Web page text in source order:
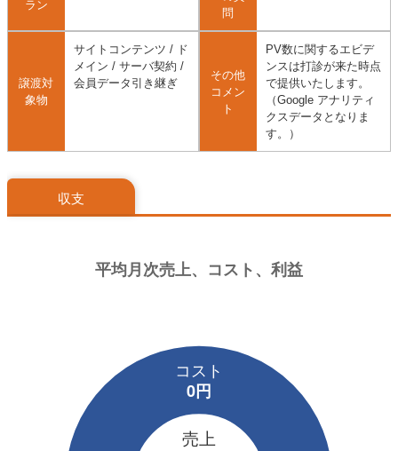
ラン
問
譲渡対
象物
サイトコンテンツ / ド
メイン / サーバ契約 /
会員データ引き継ぎ
その他
コメン
ト
PV数に関するエビデ
ンスは打診が来た時点
で提供いたします。
（Google アナリティ
クスデータとなりま
す。）
収支
売上